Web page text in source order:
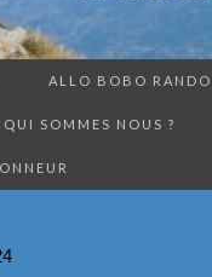
ALLO BOBO RANDO
QUI SOMMES NOUS ?